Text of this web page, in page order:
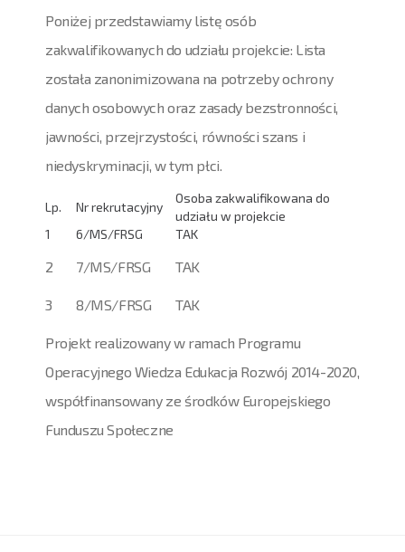
Poniżej przedstawiamy listę osób
zakwalifikowanych do udziału projekcie: Lista
została zanonimizowana na potrzeby ochrony
danych osobowych oraz zasady bezstronności,
jawności, przejrzystości, równości szans i
niedyskryminacji, w tym płci.
Lp. Nr rekrutacyjny
Osoba zakwalifikowana do
udziału w projekcie
1
2
3
6/MS/FRSG
7/MS/FRSG
8/MS/FRSG
TAK
TAK
TAK
Projekt realizowany w ramach Programu
Operacyjnego Wiedza Edukacja Rozwój 2014-2020,
współfinansowany ze środków Europejskiego
Funduszu Społeczne